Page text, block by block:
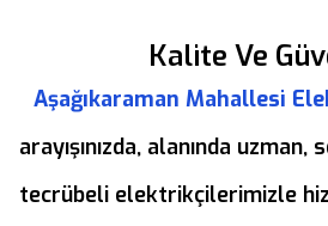
Kalite Ve
Aşağıkaraman Mahallesi
arayışınızda, alanında
tecrübeli elektrikçilerimizle